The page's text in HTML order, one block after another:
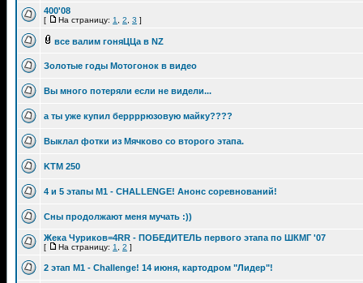
400'08
[ На страницу: 1 2 3 ]
все валим гоняЦЦа в NZ
Золотые годы Мотогонок в видео
Вы много потеряли если не видели...
а ты уже купил беррррюзовую майку????
Выклал фотки из Мячково со второго этапа.
KTM 250
4 и 5 этапы M1 - CHALLENGE! Анонс соревнований!
Сны продолжают меня мучать :))
Жека Чуриков=4RR - ПОБЕДИТЕЛЬ первого этапа по ШКМГ '07
[ На страницу: 1 2 ]
2 этап M1 - Challenge! 14 июня, картодром "Лидер"!